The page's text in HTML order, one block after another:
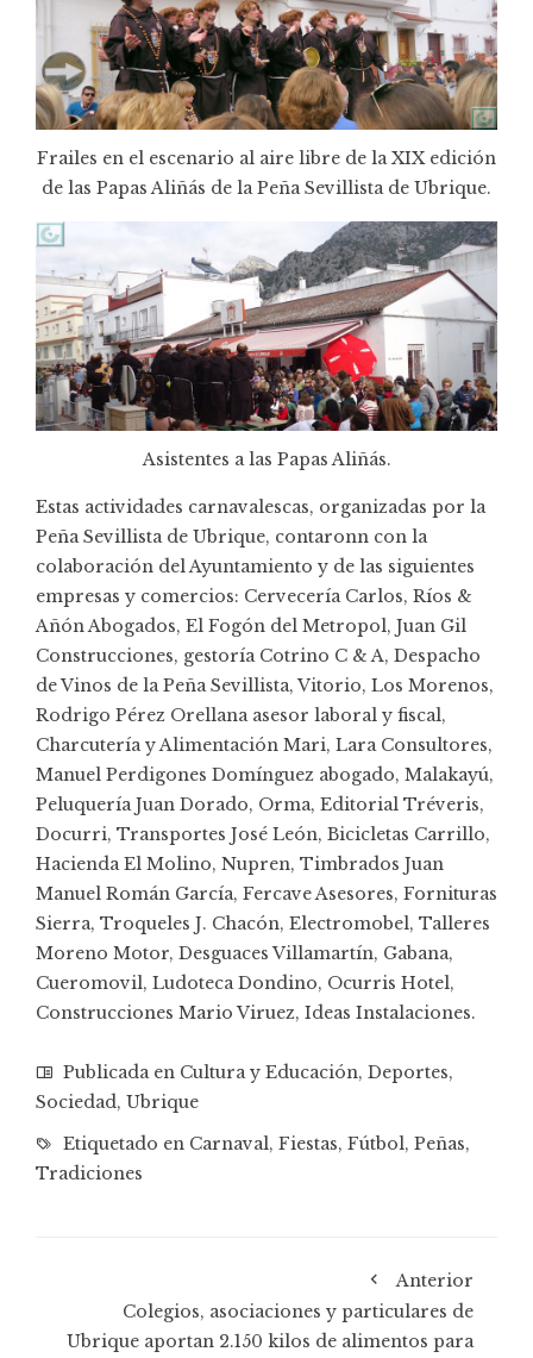
Frailes en el escenario al aire libre de la XIX edición
de las Papas Aliñás de la Peña Sevillista de Ubrique.
Asistentes a las Papas Aliñás.
Estas actividades carnavalescas, organizadas por la
Peña Sevillista de Ubrique, contaronn con la
colaboración del Ayuntamiento y de las siguientes
empresas y comercios: Cervecería Carlos, Ríos &
Añón Abogados, El Fogón del Metropol, Juan Gil
Construcciones, gestoría Cotrino C & A, Despacho
de Vinos de la Peña Sevillista, Vitorio, Los Morenos,
Rodrigo Pérez Orellana asesor laboral y fiscal,
Charcutería y Alimentación Mari, Lara Consultores,
Manuel Perdigones Domínguez abogado, Malakayú,
Peluquería Juan Dorado, Orma, Editorial Tréveris,
Docurri, Transportes José León, Bicicletas Carrillo,
Hacienda El Molino, Nupren, Timbrados Juan
Manuel Román García, Fercave Asesores, Fornituras
Sierra, Troqueles J. Chacón, Electromobel, Talleres
Moreno Motor, Desguaces Villamartín, Gabana,
Cueromovil, Ludoteca Dondino, Ocurris Hotel,
Construcciones Mario Viruez, Ideas Instalaciones.
Publicada en Cultura y Educación, Deportes,
Sociedad, Ubrique
Etiquetado en Carnaval, Fiestas, Fútbol, Peñas,
Tradiciones
Anterior
Colegios, asociaciones y particulares de
Ubrique aportan 2.150 kilos de alimentos para